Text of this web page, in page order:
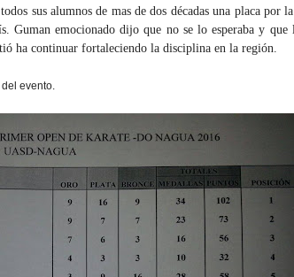
sus alumnos de mas de dos décadas una placa por
Guman emocionado dijo que no se lo esperaba y que
ha continuar fortaleciendo la disciplina en la región.
evento.